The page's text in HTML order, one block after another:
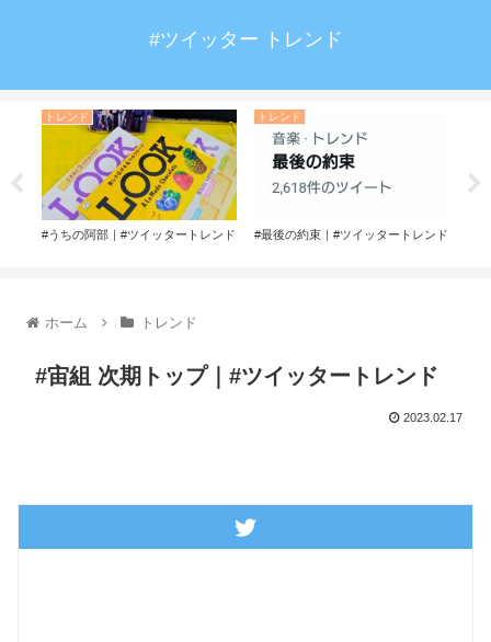
#ツイッター トレンド
トレンド
#うちの阿部｜#ツイッタートレンド
トレンド
#最後の約束｜#ツイッタートレンド
ホーム トレンド
#宙組 次期トップ｜#ツイッタートレンド
2023.02.17